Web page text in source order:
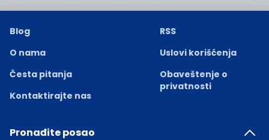
Blog
O nama
Česta pitanja
Kontaktirajte nas
RSS
Uslovi korišćenja
Obaveštenje o
privatnosti
Pronađite posao